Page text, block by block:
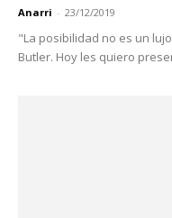
Anarri - 23/12/2019
"La posibilidad no es un
Butler. Hoy les quiero